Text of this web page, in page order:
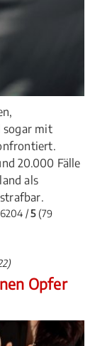
sogar mit
20.000 Fälle
als
/5(79
Opfer